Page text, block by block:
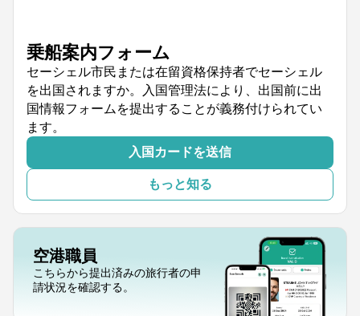
乗船案内フォーム
セーシェル市民または在留資格保持者でセーシェル
を出国されますか。入国管理法により、出国前に出
国情報フォームを提出することが義務付けられてい
ます。
入国カードを送信
もっと知る
空港職員
こちらから提出済みの旅行者の申
請状況を確認する。